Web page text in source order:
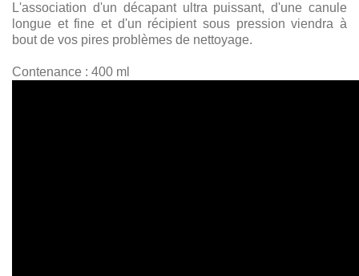
L'association d'un décapant ultra puissant, d'une canule
longue et fine et d'un récipient sous pression viendra à
bout de vos pires problèmes de nettoyage.
Contenance : 400 ml